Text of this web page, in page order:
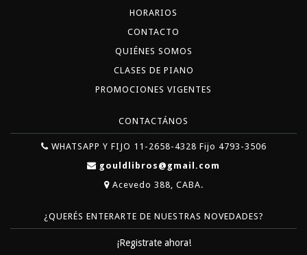
HORARIOS
CONTACTO
QUIÉNES SOMOS
CLASES DE PIANO
PROMOCIONES VIGENTES
CONTACTÁNOS
WHATSAPP Y FIJO 11-2658-4328 Fijo 4793-3506
gouldlibros@gmail.com
Acevedo 388, CABA.
¿QUERÉS ENTERARTE DE NUESTRAS NOVEDADES?
¡Registrate ahora!